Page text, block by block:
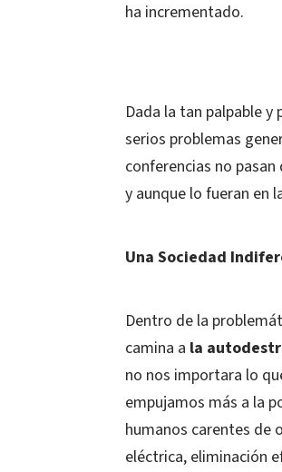
ha incrementado.
Dada la tan palpable
serios problemas
conferencias no
y aunque lo fueran en
Una Sociedad
Dentro de la
camina a la
no nos importara lo
empujamos más a la
humanos carentes de
eléctrica, eliminación